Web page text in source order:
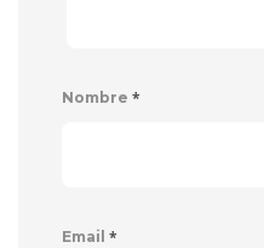
Nombre *
Email *